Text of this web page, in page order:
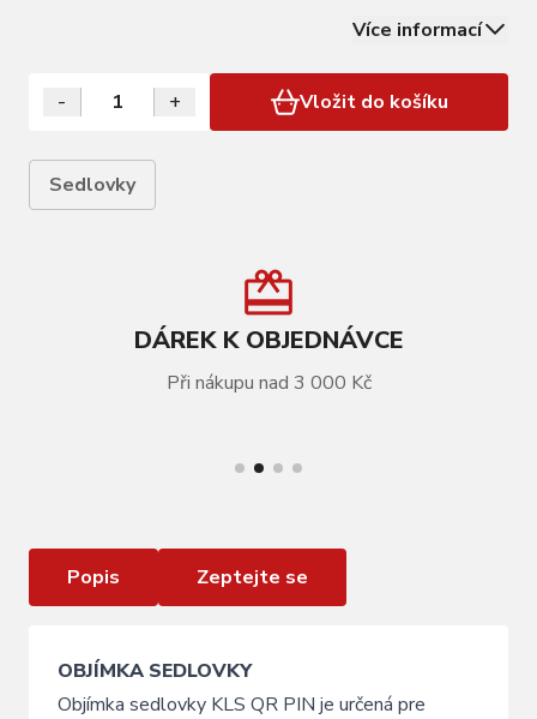
Hmotnost: 39 / 37g VARIANTY Farba: Black Veľkosti:
34,9mm; 31,8mm KOMPATIBILITA Bicykle s objímkou
sedlovky…
Více informací
- + Vložit do košíku
Sedlovky
DÁREK K OBJEDNÁVCE
Při nákupu nad 3 000 Kč
Popis Zeptejte se
OBJÍMKA SEDLOVKY
Objímka sedlovky KLS QR PIN je určená pre